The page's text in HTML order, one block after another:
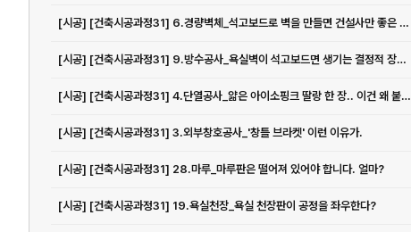
[시공] [건축시공과정31] 6.경량벽체_석고보드로 벽을 만들면 건설사만 좋은 거 아냐?
[시공] [건축시공과정31] 9.방수공사_욕실벽이 석고보드면 생기는 결정적 장점_건식욕실
[시공] [건축시공과정31] 4.단열공사_얇은 아이소핑크 딸랑 한 장.. 이건 왜 붙일까?
[시공] [건축시공과정31] 3.외부창호공사_'창틀 브라켓' 이런 이유가.
[시공] [건축시공과정31] 28.마루_마루판은 떨어져 있어야 합니다. 얼마?
[시공] [건축시공과정31] 19.욕실천장_욕실 천장판이 공정을 좌우한다?